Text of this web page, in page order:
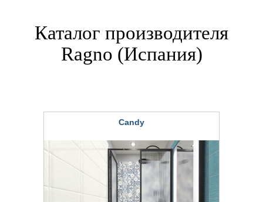
Каталог производителя
Ragno (Испания)
Candy